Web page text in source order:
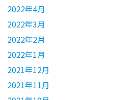
2022年4月
2022年3月
2022年2月
2022年1月
2021年12月
2021年11月